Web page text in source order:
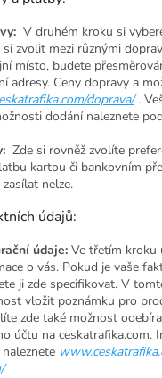
V druhém kroku si
zvolit mezi různými
místo, budete
adresy. Ceny dopravy a
doprava/.
dodání naleznete
Zde si rovněž zvolíte
kartou či bankovním
nelze.
údajů:
údaje: Ve třetím kroku
o vás. Pokud je vaše
ji zde specifikovat. V
vložit poznámku pro
zde také možnost
účtu na ceskatrafika.com.